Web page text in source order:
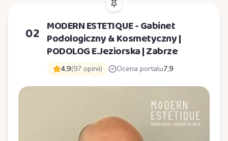
02 MODERN ESTETIQUE - Gabinet
Podologiczny & Kosmetyczny |
PODOLOG E.Jeziorska | Zabrze
4,9(97 opinii) Ocena portalu7,9